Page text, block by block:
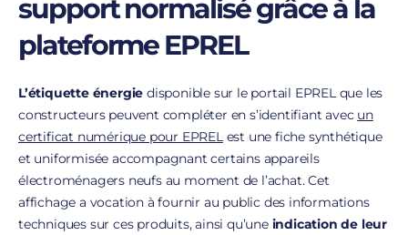
support normalisé grâce à la
plateforme EPREL
L’étiquette énergie disponible sur le portail EPREL que les
constructeurs peuvent compléter en s’identifiant avec un
certificat numérique pour EPRELest une fiche synthétique
et uniformisée accompagnant certains appareils
électroménagers neufs au moment de l’achat. Cet
affichage a vocation à fournir au public des informations
techniques sur ces produits, ainsi qu’une indication de leur